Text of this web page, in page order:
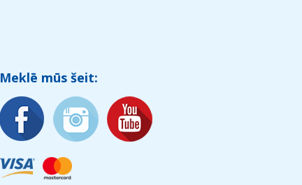
Meklē mūs šeit: